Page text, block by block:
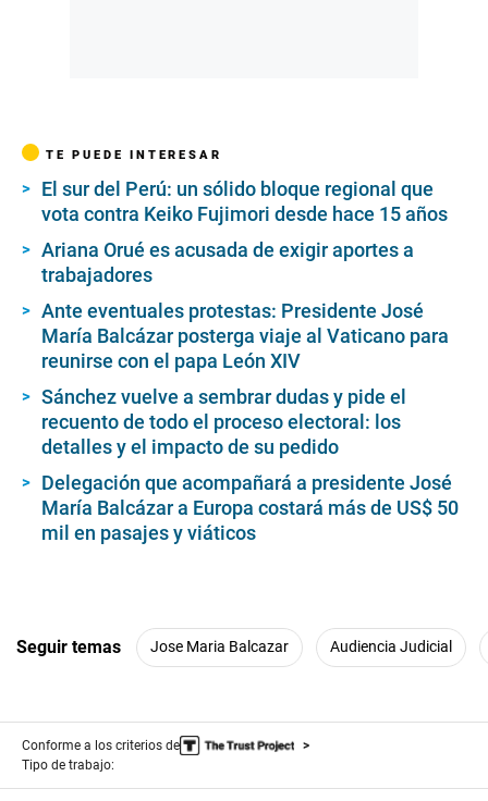
TE PUEDE INTERESAR
El sur del Perú: un sólido bloque regional que
vota contra Keiko Fujimori desde hace 15 años
Ariana Orué es acusada de exigir aportes a
trabajadores
Ante eventuales protestas: Presidente José
María Balcázar posterga viaje al Vaticano para
reunirse con el papa León XIV
Sánchez vuelve a sembrar dudas y pide el
recuento de todo el proceso electoral: los
detalles y el impacto de su pedido
Delegación que acompañará a presidente José
María Balcázar a Europa costará más de US$ 50
mil en pasajes y viáticos
Seguir temas Jose Maria Balcazar Audiencia Judicial
Conforme a los criterios de
Tipo de trabajo: